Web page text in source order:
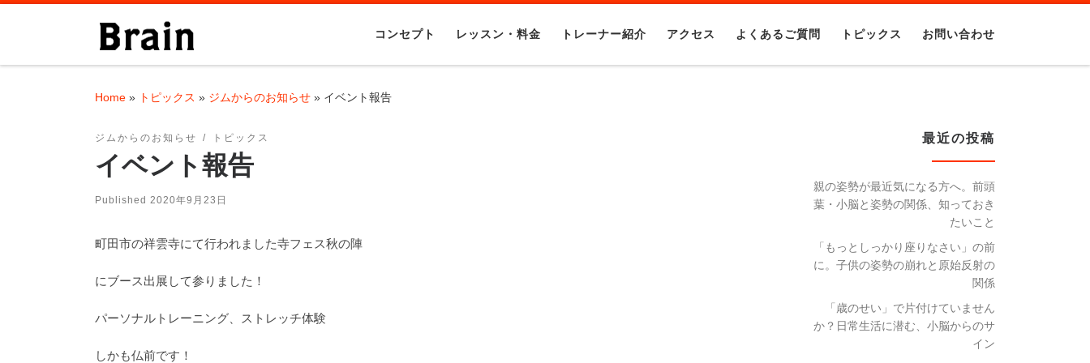
Skip to content
コンセプト レッスン・料金 トレーナー紹介 アクセス よくあるご質問 トピックス お問い合わせ
Home » トピックス » ジムからのお知らせ » イベント報告
ジムからのお知らせ トピックス
イベント報告
Published 2020年9月23日
町田市の祥雲寺にて行われました寺フェス秋の陣
にブース出展して参りました！
パーソナルトレーニング、ストレッチ体験
しかも仏前です！
最近の投稿
親の姿勢が最近気になる方へ。前頭
葉・小脳と姿勢の関係、知っておき
たいこと
「もっとしっかり座りなさい」の前
に。子供の姿勢の崩れと原始反射の
関係
「歳のせい」で片付けていません
か？日常生活に潜む、小脳からのサ
イン